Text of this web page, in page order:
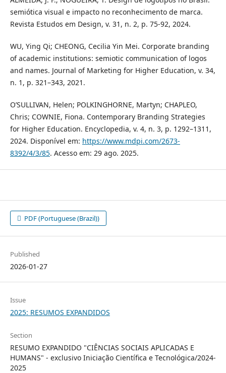
semiótica visual e impacto no reconhecimento de marca.
Revista Estudos em Design, v. 31, n. 2, p. 75-92, 2024.
WU, Ying Qi; CHEONG, Cecilia Yin Mei. Corporate branding
of academic institutions: semiotic communication of logos
and names. Journal of Marketing for Higher Education, v. 34,
n. 1, p. 321–343, 2021.
O’SULLIVAN, Helen; POLKINGHORNE, Martyn; CHAPLEO,
Chris; COWNIE, Fiona. Contemporary Branding Strategies
for Higher Education. Encyclopedia, v. 4, n. 3, p. 1292–1311,
2024. Disponível em: https://www.mdpi.com/2673-
8392/4/3/85. Acesso em: 29 ago. 2025.
PDF (Portuguese (Brazil))
Published
2026-01-27
Issue
2025: RESUMOS EXPANDIDOS
Section
RESUMO EXPANDIDO "CIÊNCIAS SOCIAIS APLICADAS E
HUMANS" - exclusivo Iniciação Científica e Tecnológica/2024-
2025